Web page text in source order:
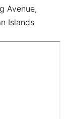
Avenue,
Islands